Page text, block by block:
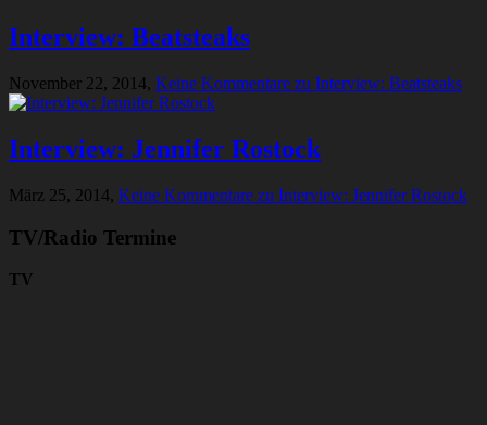
Interview: Beatsteaks
November 22, 2014, Keine Kommentare zu Interview: Beatsteaks
Interview: Jennifer Rostock
März 25, 2014, Keine Kommentare zu Interview: Jennifer Rostock
TV/Radio Termine
TV